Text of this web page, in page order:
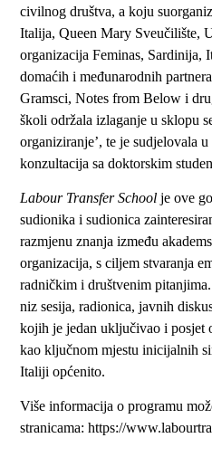
civilnog društva, a koju
Italija, Queen Mary Sveučilište,
organizacija Feminas, Sardinija,
domaćih i međunarodnih
Gramsci, Notes from Below i
školi održala izlaganje u sklopu
organiziranje’, te je sudjelovala
konzultacija sa doktorskim
Labour Transfer School je ove
sudionika i sudionica
razmjenu znanja između
organizacija, s ciljem stvaranja
radničkim i društvenim
niz sesija, radionica, javnih
kojih je jedan uključivao i posjet
kao ključnom mjestu inicijalnih
Italiji općenito.
Više informacija o programu
stranicama: https://